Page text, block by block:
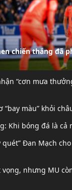
chiến thắng đã
“cơn mưa
“bay màu” khỏi
Khi bóng đá là
quét” Đan Mạch
nhưng MU